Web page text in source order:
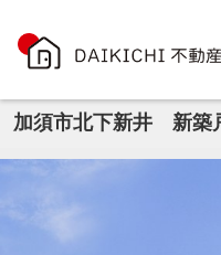
加須市北下新井 新